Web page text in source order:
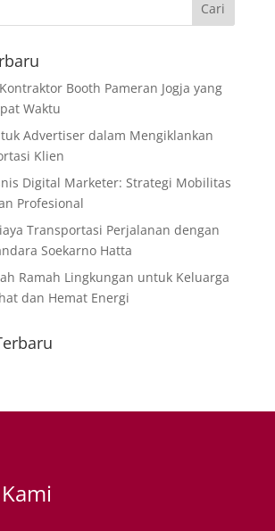
Booth Pameran Jogja yang
Waktu
Advertiser dalam Mengiklankan
Klien
Digital Marketer: Strategi Mobilitas
Profesional
Transportasi Perjalanan dengan
Soekarno Hatta
Ramah Lingkungan untuk Keluarga
dan Hemat Energi